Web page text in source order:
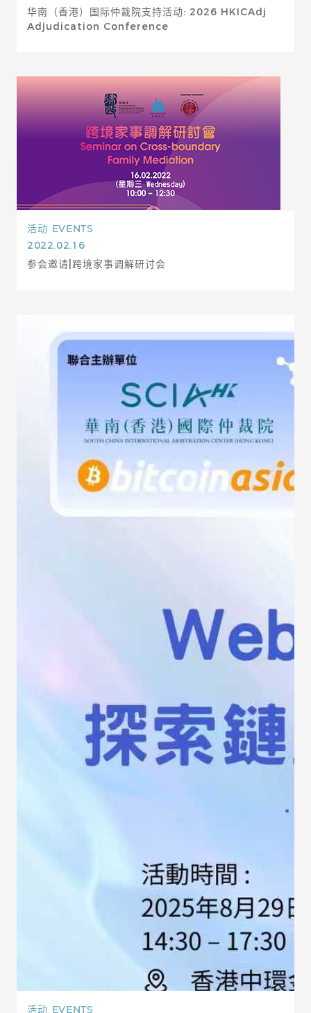
华南（香港）国际仲裁院支持活动: 2026 HKICAdj
Adjudication Conference
活动 EVENTS
2022.02.16
参会邀请|跨境家事调解研讨会
活动 EVENTS